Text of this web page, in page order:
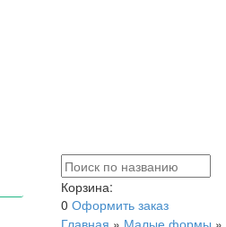
Корзина:
0 Оформить заказ
Главная » Малые формы »